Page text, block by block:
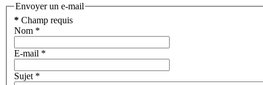
Envoyer un e-mail
* Champ requis
Nom *
E-mail *
Sujet *